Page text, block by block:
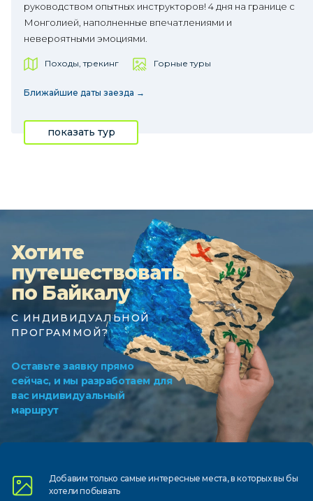
руководством опытных инструкторов! 4 дня на границе с
Монголией, наполненные впечатлениями и
невероятными эмоциями.
Походы, трекинг Горные туры
Ближайшие даты заезда →
показать тур
Хотите
путешествовать
по Байкалу
С ИНДИВИДУАЛЬНОЙ
ПРОГРАММОЙ?
Оставьте заявку прямо
сейчас, и мы разработаем для
вас индивидуальный
маршрут
Добавим только самыеинтересные места, в которыхвы бы
хотели побывать